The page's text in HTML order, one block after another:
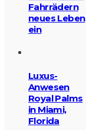
Fahrrädern
neues Leben
ein
Luxus-
Anwesen
Royal Palms
in Miami,
Florida